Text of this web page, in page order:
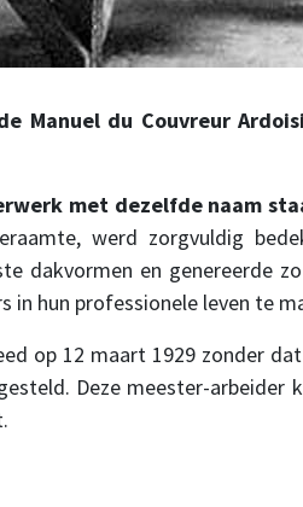
Manuel du Couvreur
met dezelfde naam
werd zorgvuldig
dakvormen en genereerde
in hun professionele leven te
op 12 maart 1929 zonder
Deze meester-arbeider